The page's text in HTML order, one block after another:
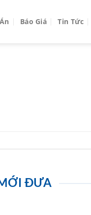
Báo Giá Tin Tức
ĐƯA